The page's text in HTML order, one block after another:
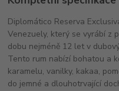
Diplomático Reserva
Venezuely, který se vyrábí z
dobu nejméně 12 let v
Tento rum nabízí bohatou a
karamelu, vanilky, kakaa,
do jemné a dlouhotrvající